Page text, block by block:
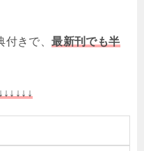
付きで、最新刊でも半